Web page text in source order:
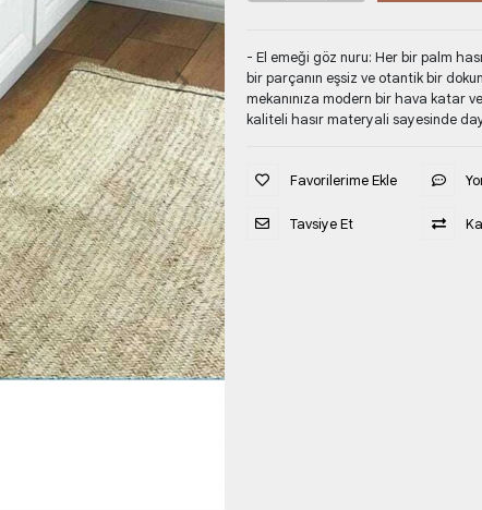
- El emeği göz nuru: Her bir palm
bir parçanın eşsiz ve otantik bir
mekanınıza modern bir hava katar
kaliteli hasır materyali sayesinde
Favorilerime Ekle
Tavsiye Et